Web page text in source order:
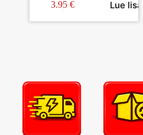
3.95 € Lue lisää